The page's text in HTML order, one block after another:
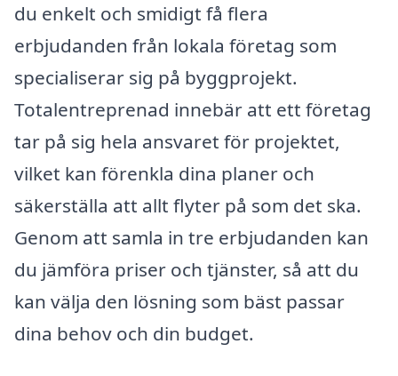
du enkelt och smidigt få flera
erbjudanden från lokala företag som
specialiserar sig på byggprojekt.
Totalentreprenad innebär att ett företag
tar på sig hela ansvaret för projektet,
vilket kan förenkla dina planer och
säkerställa att allt flyter på som det ska.
Genom att samla in tre erbjudanden kan
du jämföra priser och tjänster, så att du
kan välja den lösning som bäst passar
dina behov och din budget.